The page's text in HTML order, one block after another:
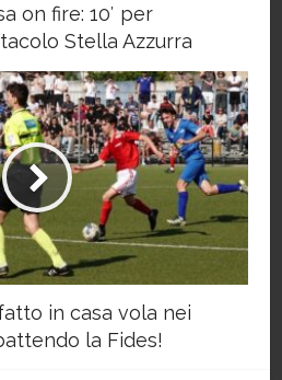
on fire: 10′ per
Stella Azzurra
in casa vola nei
la Fides!